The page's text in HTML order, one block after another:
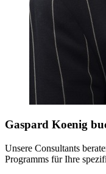
Gaspard Koenig
Unsere Consultants
Programms für Ihre